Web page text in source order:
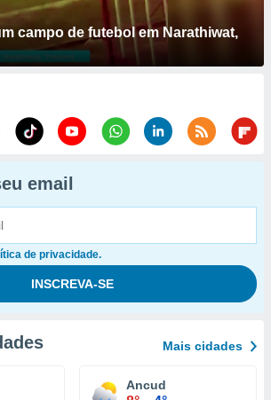
campo de futebol em Narathiwat,
email
de privacidade.
Mais cidades
Ancud